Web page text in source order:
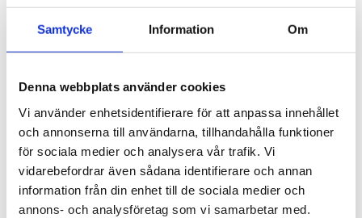
Samtycke Information Om
Denna webbplats använder cookies
Vi använder enhetsidentifierare för att anpassa innehållet
och annonserna till användarna, tillhandahålla funktioner
för sociala medier och analysera vår trafik. Vi
vidarebefordrar även sådana identifierare och annan
information från din enhet till de sociala medier och
annons- och analysföretag som vi samarbetar med.
Bli den första att lämna ett omdöme.